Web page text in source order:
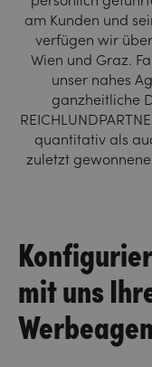
am Kunden und
verfügen wir
Wien und Graz.
unser nahes
ganzheitliche
quantitativ als
zuletzt
mit uns